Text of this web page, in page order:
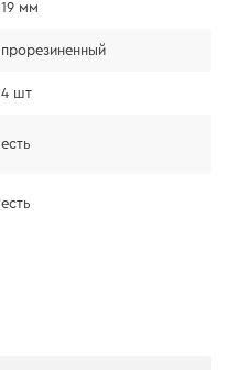
19 мм
прорезиненный
4 шт
есть
есть